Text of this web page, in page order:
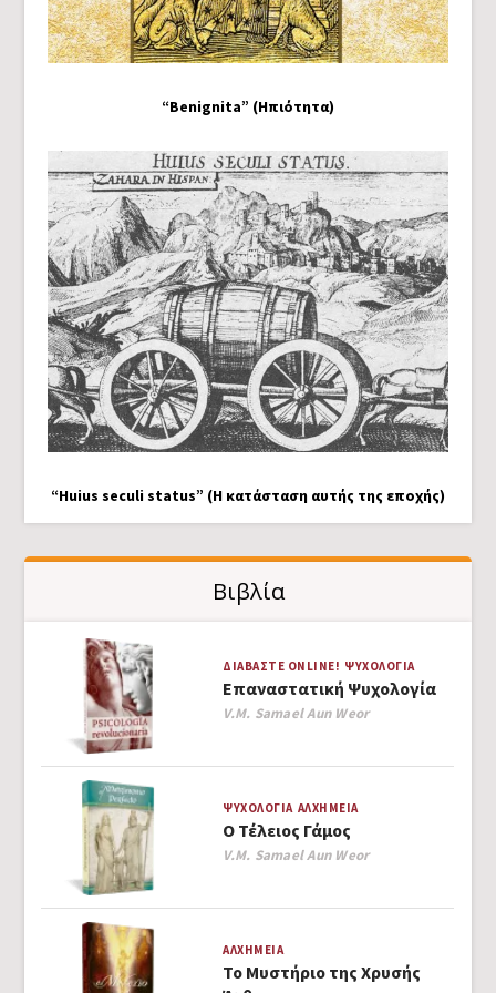
“Benignita” (Ηπιότητα)
“Huius seculi status” (Η κατάσταση αυτής της εποχής)
Βιβλία
ΔΙΑΒΆΣΤΕ ONLINE! ΨΥΧΟΛΟΓΊΑ
Επαναστατική Ψυχολογία
Author
V.M. Samael Aun Weor
ΨΥΧΟΛΟΓΊΑ ΑΛΧΗΜΕΊΑ
Ο Τέλειος Γάμος
Author
V.M. Samael Aun Weor
ΑΛΧΗΜΕΊΑ
Το Μυστήριο της Χρυσής